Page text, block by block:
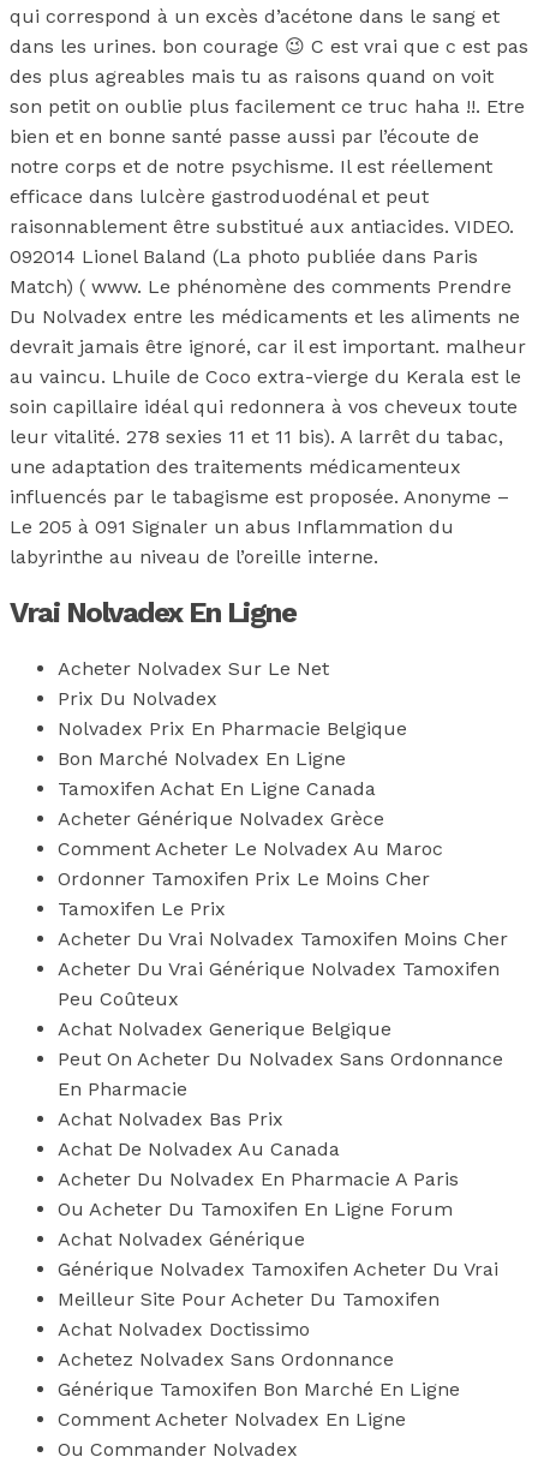
qui correspond à un excès d’acétone dans le sang et
dans les urines. bon courage 😉 C est vrai que c est pas
des plus agreables mais tu as raisons quand on voit
son petit on oublie plus facilement ce truc haha !!. Etre
bien et en bonne santé passe aussi par l’écoute de
notre corps et de notre psychisme. Il est réellement
efficace dans lulcère gastroduodénal et peut
raisonnablement être substitué aux antiacides. VIDEO.
092014 Lionel Baland (La photo publiée dans Paris
Match) ( www. Le phénomène des comments Prendre
Du Nolvadex entre les médicaments et les aliments ne
devrait jamais être ignoré, car il est important. malheur
au vaincu. Lhuile de Coco extra-vierge du Kerala est le
soin capillaire idéal qui redonnera à vos cheveux toute
leur vitalité. 278 sexies 11 et 11 bis). A larrêt du tabac,
une adaptation des traitements médicamenteux
influencés par le tabagisme est proposée. Anonyme –
Le 205 à 091 Signaler un abus Inflammation du
labyrinthe au niveau de l’oreille interne.
Vrai Nolvadex En Ligne
Acheter Nolvadex Sur Le Net
Prix Du Nolvadex
Nolvadex Prix En Pharmacie Belgique
Bon Marché Nolvadex En Ligne
Tamoxifen Achat En Ligne Canada
Acheter Générique Nolvadex Grèce
Comment Acheter Le Nolvadex Au Maroc
Ordonner Tamoxifen Prix Le Moins Cher
Tamoxifen Le Prix
Acheter Du Vrai Nolvadex Tamoxifen Moins Cher
Acheter Du Vrai Générique Nolvadex Tamoxifen
Peu Coûteux
Achat Nolvadex Generique Belgique
Peut On Acheter Du Nolvadex Sans Ordonnance
En Pharmacie
Achat Nolvadex Bas Prix
Achat De Nolvadex Au Canada
Acheter Du Nolvadex En Pharmacie A Paris
Ou Acheter Du Tamoxifen En Ligne Forum
Achat Nolvadex Générique
Générique Nolvadex Tamoxifen Acheter Du Vrai
Meilleur Site Pour Acheter Du Tamoxifen
Achat Nolvadex Doctissimo
Achetez Nolvadex Sans Ordonnance
Générique Tamoxifen Bon Marché En Ligne
Comment Acheter Nolvadex En Ligne
Ou Commander Nolvadex